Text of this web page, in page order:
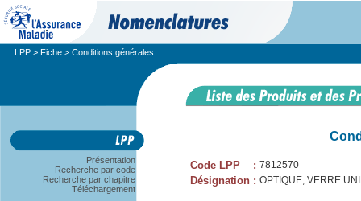
LPP > Fiche > Conditions générales
Présentation
Recherche par code
Recherche par chapitre
Téléchargement
Code LPP : 7812570
Désignation : OPTIQUE, VERRE